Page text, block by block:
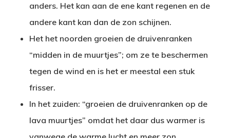
anders. Het kan aan de ene kant regenen en de
andere kant kan dan de zon schijnen.
Het het noorden groeien de druivenranken
“midden in de muurtjes”; om ze te beschermen
tegen de wind en is het er meestal een stuk
frisser.
In het zuiden: “groeien de druivenranken op de
lava muurtjes” omdat het daar dus warmer is